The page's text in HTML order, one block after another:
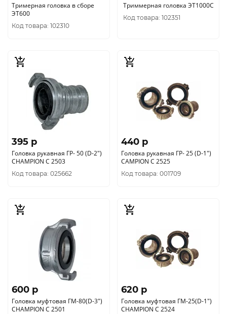
Тримерная головка в сборе
ЭТ600
Код товара: 102310
Триммерная головка ЭТ1000С
Код товара: 102351
395 p
Головка рукавная ГР- 50 (D-2")
CHAMPION C 2503
Код товара: 025662
440 p
Головка рукавная ГР- 25 (D-1")
CAMPION C 2525
Код товара: 001709
600 p
Головка муфтовая ГМ-80(D-3")
CHAMPION C 2501
620 p
Головка муфтовая ГМ-25(D-1")
CHAMPION C 2524